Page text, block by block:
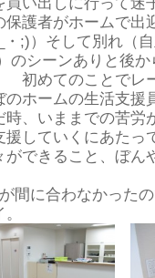
保護者がホームで出
・;)）そして別れ（
のシーンありと後
初めてのことでレ
のホームの生活支
時、いままでの苦労
援していくにあたっ
ができること、ぼ
に合わなかった